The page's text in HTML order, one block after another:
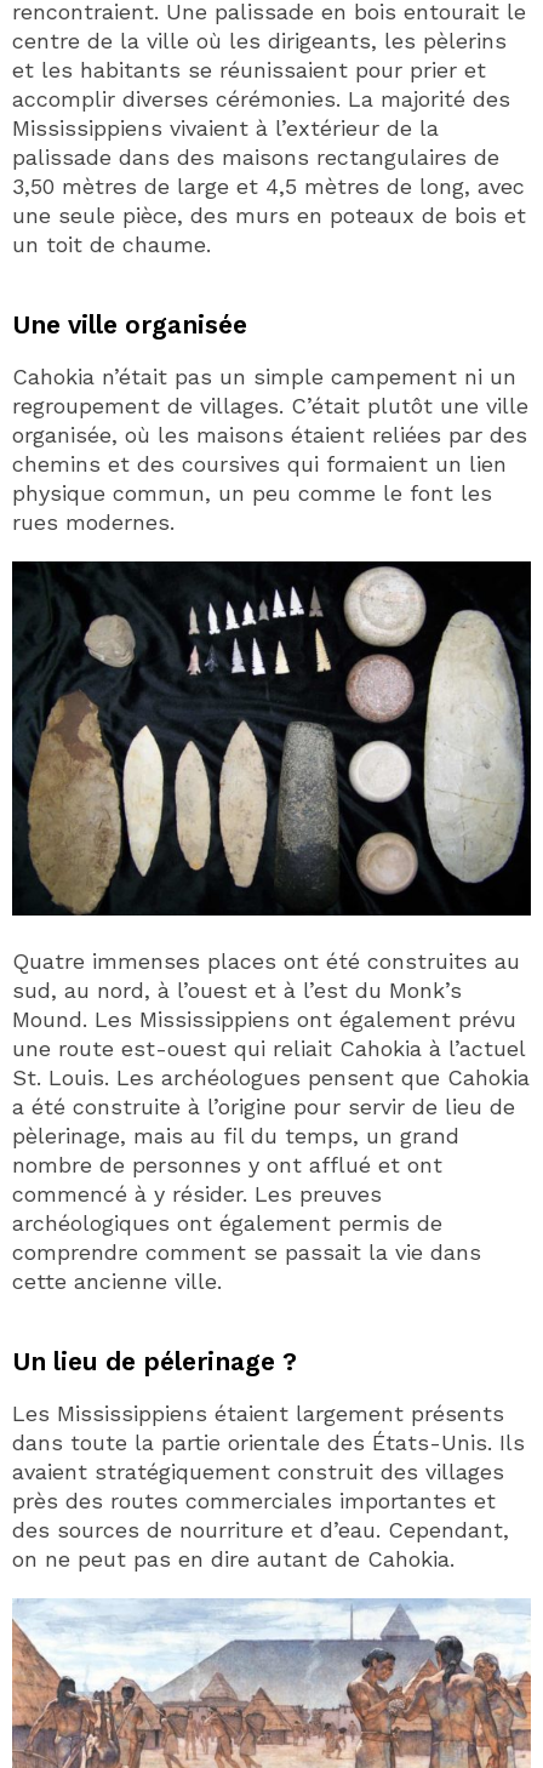
rencontraient. Une palissade en bois entourait le
centre de la ville où les dirigeants, les pèlerins
et les habitants se réunissaient pour prier et
accomplir diverses cérémonies. La majorité des
Mississippiens vivaient à l’extérieur de la
palissade dans des maisons rectangulaires de
3,50 mètres de large et 4,5 mètres de long, avec
une seule pièce, des murs en poteaux de bois et
un toit de chaume.
Une ville organisée
Cahokia n’était pas un simple campement ni un
regroupement de villages. C’était plutôt une ville
organisée, où les maisons étaient reliées par des
chemins et des coursives qui formaient un lien
physique commun, un peu comme le font les
rues modernes.
Quatre immenses places ont été construites au
sud, au nord, à l’ouest et à l’est du Monk’s
Mound. Les Mississippiens ont également prévu
une route est-ouest qui reliait Cahokia à l’actuel
St. Louis. Les archéologues pensent que Cahokia
a été construite à l’origine pour servir de lieu de
pèlerinage, mais au fil du temps, un grand
nombre de personnes y ont afflué et ont
commencé à y résider. Les preuves
archéologiques ont également permis de
comprendre comment se passait la vie dans
cette ancienne ville.
Un lieu de pélerinage ?
Les Mississippiens étaient largement présents
dans toute la partie orientale des États-Unis. Ils
avaient stratégiquement construit des villages
près des routes commerciales importantes et
des sources de nourriture et d’eau. Cependant,
on ne peut pas en dire autant de Cahokia.